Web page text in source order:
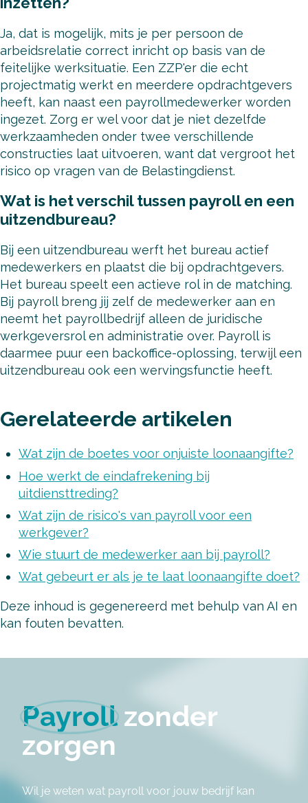
Ja, dat is mogelijk, mits je per persoon de
arbeidsrelatie correct inricht op basis van de
feitelijke werksituatie. Een ZZP'er die echt
projectmatig werkt en meerdere opdrachtgevers
heeft, kan naast een payrollmedewerker worden
ingezet. Zorg er wel voor dat je niet dezelfde
werkzaamheden onder twee verschillende
constructies laat uitvoeren, want dat vergroot het
risico op vragen van de Belastingdienst.
Wat is het verschil tussen payroll en een
uitzendbureau?
Bij een uitzendbureau werft het bureau actief
medewerkers en plaatst die bij opdrachtgevers.
Het bureau speelt een actieve rol in de matching.
Bij payroll breng jij zelf de medewerker aan en
neemt het payrollbedrijf alleen de juridische
werkgeversrol en administratie over. Payroll is
daarmee puur een backoffice-oplossing, terwijl een
uitzendbureau ook een wervingsfunctie heeft.
Gerelateerde artikelen
Wat zijn de boetes voor onjuiste loonaangifte?
Hoe werkt de eindafrekening bij
uitdiensttreding?
Wat zijn de risico's van payroll voor een
werkgever?
Wie stuurt de medewerker aan bij payroll?
Wat gebeurt er als je te laat loonaangifte doet?
Deze inhoud is gegenereerd met behulp van AI en
kan fouten bevatten.
Payrollzonder
zorgen
Wil je weten wat payroll voor jouw bedrijf kan